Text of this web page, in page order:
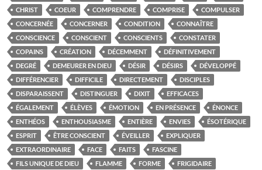
CHRIST
COEUR COMPRENDRE COMPRISE
COMPULSER
CONCERNÉE
CONCERNER CONDITION
CONNAÎTRE
CONSCIENCE
CONSCIENT CONSCIENTS
CONSTATER
COPAINS
CRÉATION DÉCEMMENT
DÉFINITIVEMENT
DEGRÉ
DEMEURER EN DIEU DÉSIR DÉSIRS
DÉVELOPPÉ
DIFFÉRENCIER
DIFFICILE DIRECTEMENT
DISCIPLES
DISPARAISSENT
DISTINGUER DIXIT
EFFICACES
ÉGALEMENT
ÉLÈVES ÉMOTION EN PRÉSENCE
ÉNONCE
ENTHÉOS
ENTHOUSIASME ENTIÈRE ENVIES
ÉSOTÉRIQUE
ESPRIT
ÊTRE CONSCIENT ÉVEILLER
EXPLIQUER
EXTRAORDINAIRE
FACE FAITS
FASCINE
FILS UNIQUE DE DIEU
FLAMME FORME FRIGIDAIRE